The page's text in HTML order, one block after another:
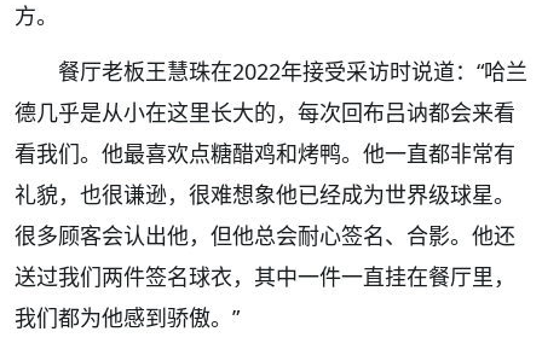
方。
餐厅老板王慧珠在2022年接受采访时说道：“哈兰
德几乎是从小在这里长大的，每次回布吕讷都会来看
看我们。他最喜欢点糖醋鸡和烤鸭。他一直都非常有
礼貌，也很谦逊，很难想象他已经成为世界级球星。
很多顾客会认出他，但他总会耐心签名、合影。他还
送过我们两件签名球衣，其中一件一直挂在餐厅里，
我们都为他感到骄傲。”